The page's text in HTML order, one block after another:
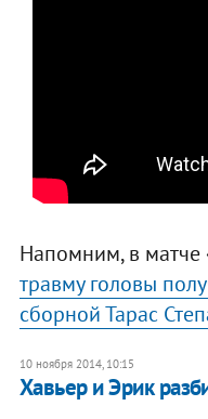
Напомним, в матче
травму головы
сборной Тарас
10 ноября 2014, 10:15
Хавьер и Эрик